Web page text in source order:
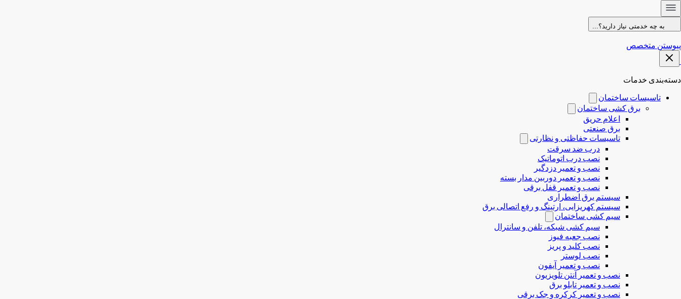
به چه خدمتی نیاز دارید؟...
پیوستن متخصص
دسته‌بندی خدمات
تاسیسات ساختمان
برق کشی ساختمان
اعلام حریق
برق صنعتی
تاسیسات حفاظتی و نظارتی
درب ضد سرقت
نصب درب‌ اتوماتیک
نصب و تعمیر دزدگیر
نصب و تعمیر دوربین مدار بسته
نصب و تعمیر قفل برقی
سیستم برق اضطراری
سیستم کهریزایی، ارتینگ و رفع اتصالی برق
سیم کشی ساختمان
سیم کشی شبکه، تلفن و سانترال
نصب جعبه فیوز
نصب کلید و پریز
نصب لوستر
نصب و تعمیر آیفون
نصب و تعمیر آنتن تلویزیون
نصب و تعمیر تابلو برق
نصب و تعمیر کرکره و جک برقی